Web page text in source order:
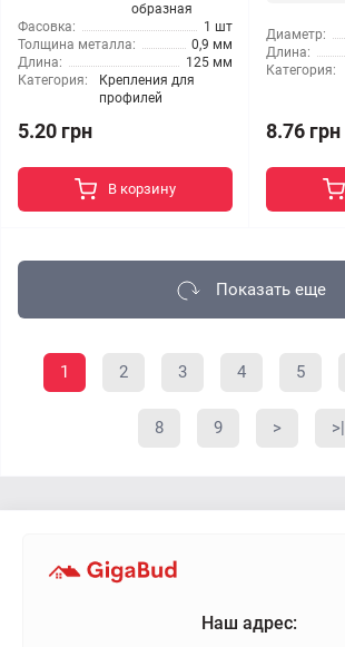
образная
Фасовка:
1 шт
Толщина металла:
0,9 мм
Длина:
125 мм
Категория:
Крепления для
профилей
5.20 грн
В корзину
Диаметр:
Длина:
Категория:
8.76 грн
Показать еще
1 2 3 4 5
8 9 > >|
Наш адрес: